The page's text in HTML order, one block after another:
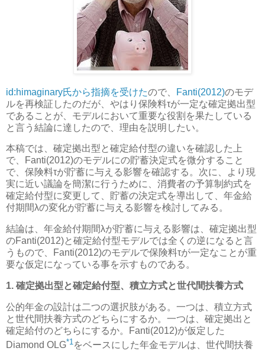
id:himaginary氏から指摘を受けたので、 Fanti(2012)のモデ
ルを再検証したのだが、やはり保険料τが一定な確定拠出型
であることが、モデルにおいて重要な役割を果たしている
と言う結論に達したので、理由を説明したい。
本稿では、確定拠出型と確定給付型の違いを確認した上
で、Fanti(2012)のモデルにの貯蓄決定式を微分すること
で、保険料τが貯蓄に与える影響を確認する。次に、より現
実に近い議論を簡潔に行うために、消費者の予算制約式を
確定給付型に変更して、貯蓄の決定式を導出して、年金給
付期間λの変化が貯蓄に与える影響を検討してみる。
結論は、年金給付期間λが貯蓄に与える影響は、確定拠出型
のFanti(2012)と確定給付型モデルでは全くの逆になると言
うもので、Fanti(2012)のモデルで保険料τが一定なことが重
要な仮定になっている事を示すものである。
1. 確定拠出型と確定給付型、積立方式と世代間扶養方式
公的年金の設計は二つの選択肢がある。一つは、積立方式
と世代間扶養方式のどちらにするか。一つは、確定拠出と
確定給付のどちらにするか。Fanti(2012)が仮定した
Diamond OLG*1 をベースにした年金モデルは、世代間扶養